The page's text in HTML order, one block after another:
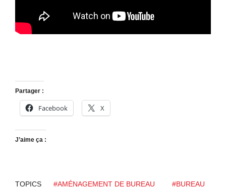
Partager :
Facebook X
J’aime ça :
TOPICS #AMÉNAGEMENT DE BUREAU
#BUREAU